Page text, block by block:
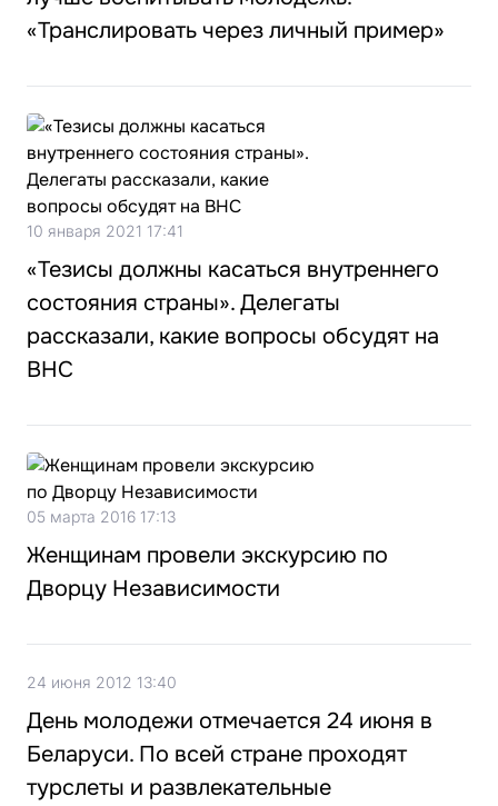
«Транслировать через личный пример»
10 января 2021 17:41
«Тезисы должны касаться внутреннего
состояния страны». Делегаты
рассказали, какие вопросы обсудят на
ВНС
05 марта 2016 17:13
Женщинам провели экскурсию по
Дворцу Независимости
24 июня 2012 13:40
День молодежи отмечается 24 июня в
Беларуси. По всей стране проходят
турслеты и развлекательные